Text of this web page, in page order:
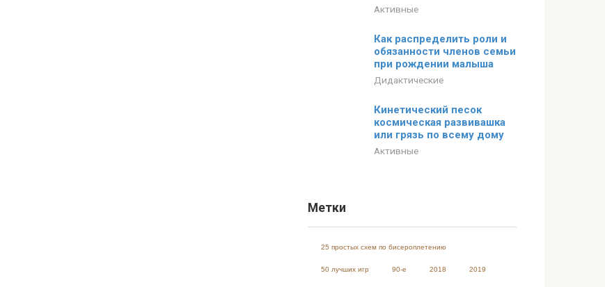
Активные
Как распределить роли и
обязанности членов семьи
при рождении малыша
Дидактические
Кинетический песок
космическая развивашка
или грязь по всему дому
Активные
Метки
25 простых схем по бисероплетению
50 лучших игр 90-е 2018 2019